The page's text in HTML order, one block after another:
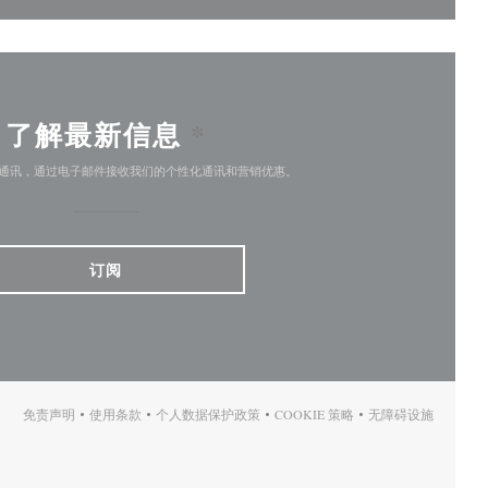
了解最新信息
讯，通过电子邮件接收我们的个性化通讯和营销优惠。
订阅
免责声明
((在新窗口中打开))
使用条款
((在新窗口中打开))
个人数据保护政策
((在新窗口中打开))
COOKIE 策略
((在新窗口中打开))
无障碍设施
((在新窗口中